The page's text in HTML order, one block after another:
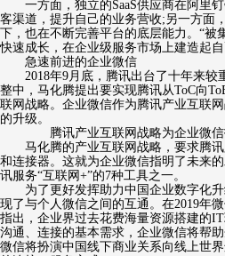
一方面，独立的SaaS供应商在阿里钉
客渠道，提升自己的业务营收;另一方面
下，也在不断完善平台的底层能力。“被
快速成长，在企业级服务市场上建造起自
急速前进的企业微信
2018年9月底，腾讯出台了十年来较
整中，马化腾提出要实现腾讯从ToC向
联网战略。企业微信作为腾讯产业互联
的升级。
腾讯产业互联网战略为企业微信指
马化腾的产业互联网战略，要求腾讯
和连接器。这就为企业微信指明了未来
讯服务“互联网+”的7种工具之一。
为了更好发挥助力中国企业数字化升
现了与个人微信之间的互通。在2019年
指出，企业界过去花费海量资源搭建的
沟通、连接的基本需求，企业微信将帮
微信将扮演中国线下商业关系向线上世